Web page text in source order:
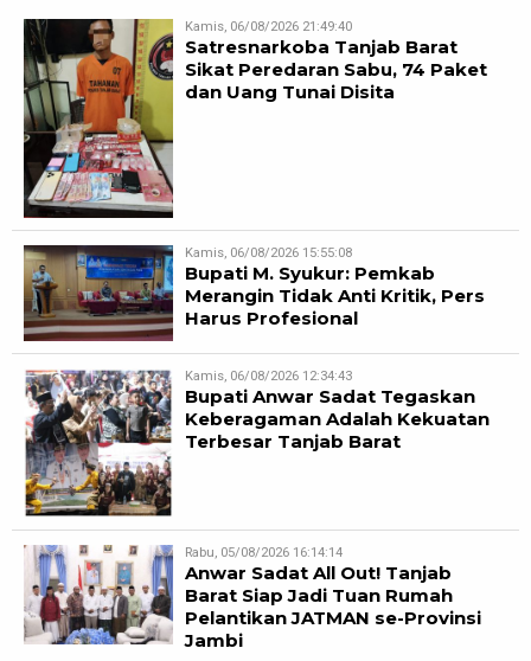
Kamis, 06/08/2026 21:49:40
Satresnarkoba Tanjab Barat
Sikat Peredaran Sabu, 74 Paket
dan Uang Tunai Disita
Kamis, 06/08/2026 15:55:08
Bupati M. Syukur: Pemkab
Merangin Tidak Anti Kritik, Pers
Harus Profesional
Kamis, 06/08/2026 12:34:43
Bupati Anwar Sadat Tegaskan
Keberagaman Adalah Kekuatan
Terbesar Tanjab Barat
Rabu, 05/08/2026 16:14:14
Anwar Sadat All Out! Tanjab
Barat Siap Jadi Tuan Rumah
Pelantikan JATMAN se-Provinsi
Jambi